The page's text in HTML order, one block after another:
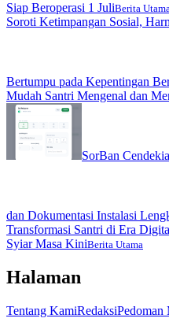
Siap Beroperasi 1 JuliBerita
Soroti Ketimpangan Sosial,
Bertumpu pada Kepentingan
Mudah Santri Mengenal dan
SorBan
dan Dokumentasi Instalasi
Transformasi Santri di Era
Syiar Masa KiniBerita Utama
Halaman
Tentang KamiRedaksiPedoman